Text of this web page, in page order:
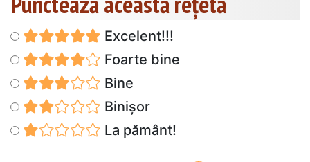
Excelent!!!
Foarte bine
Bine
Binișor
La pământ!